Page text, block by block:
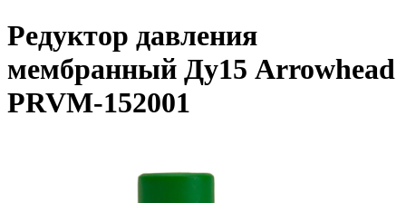
Редуктор давления
мембранный Ду15 Arrowhead
PRVM-152001